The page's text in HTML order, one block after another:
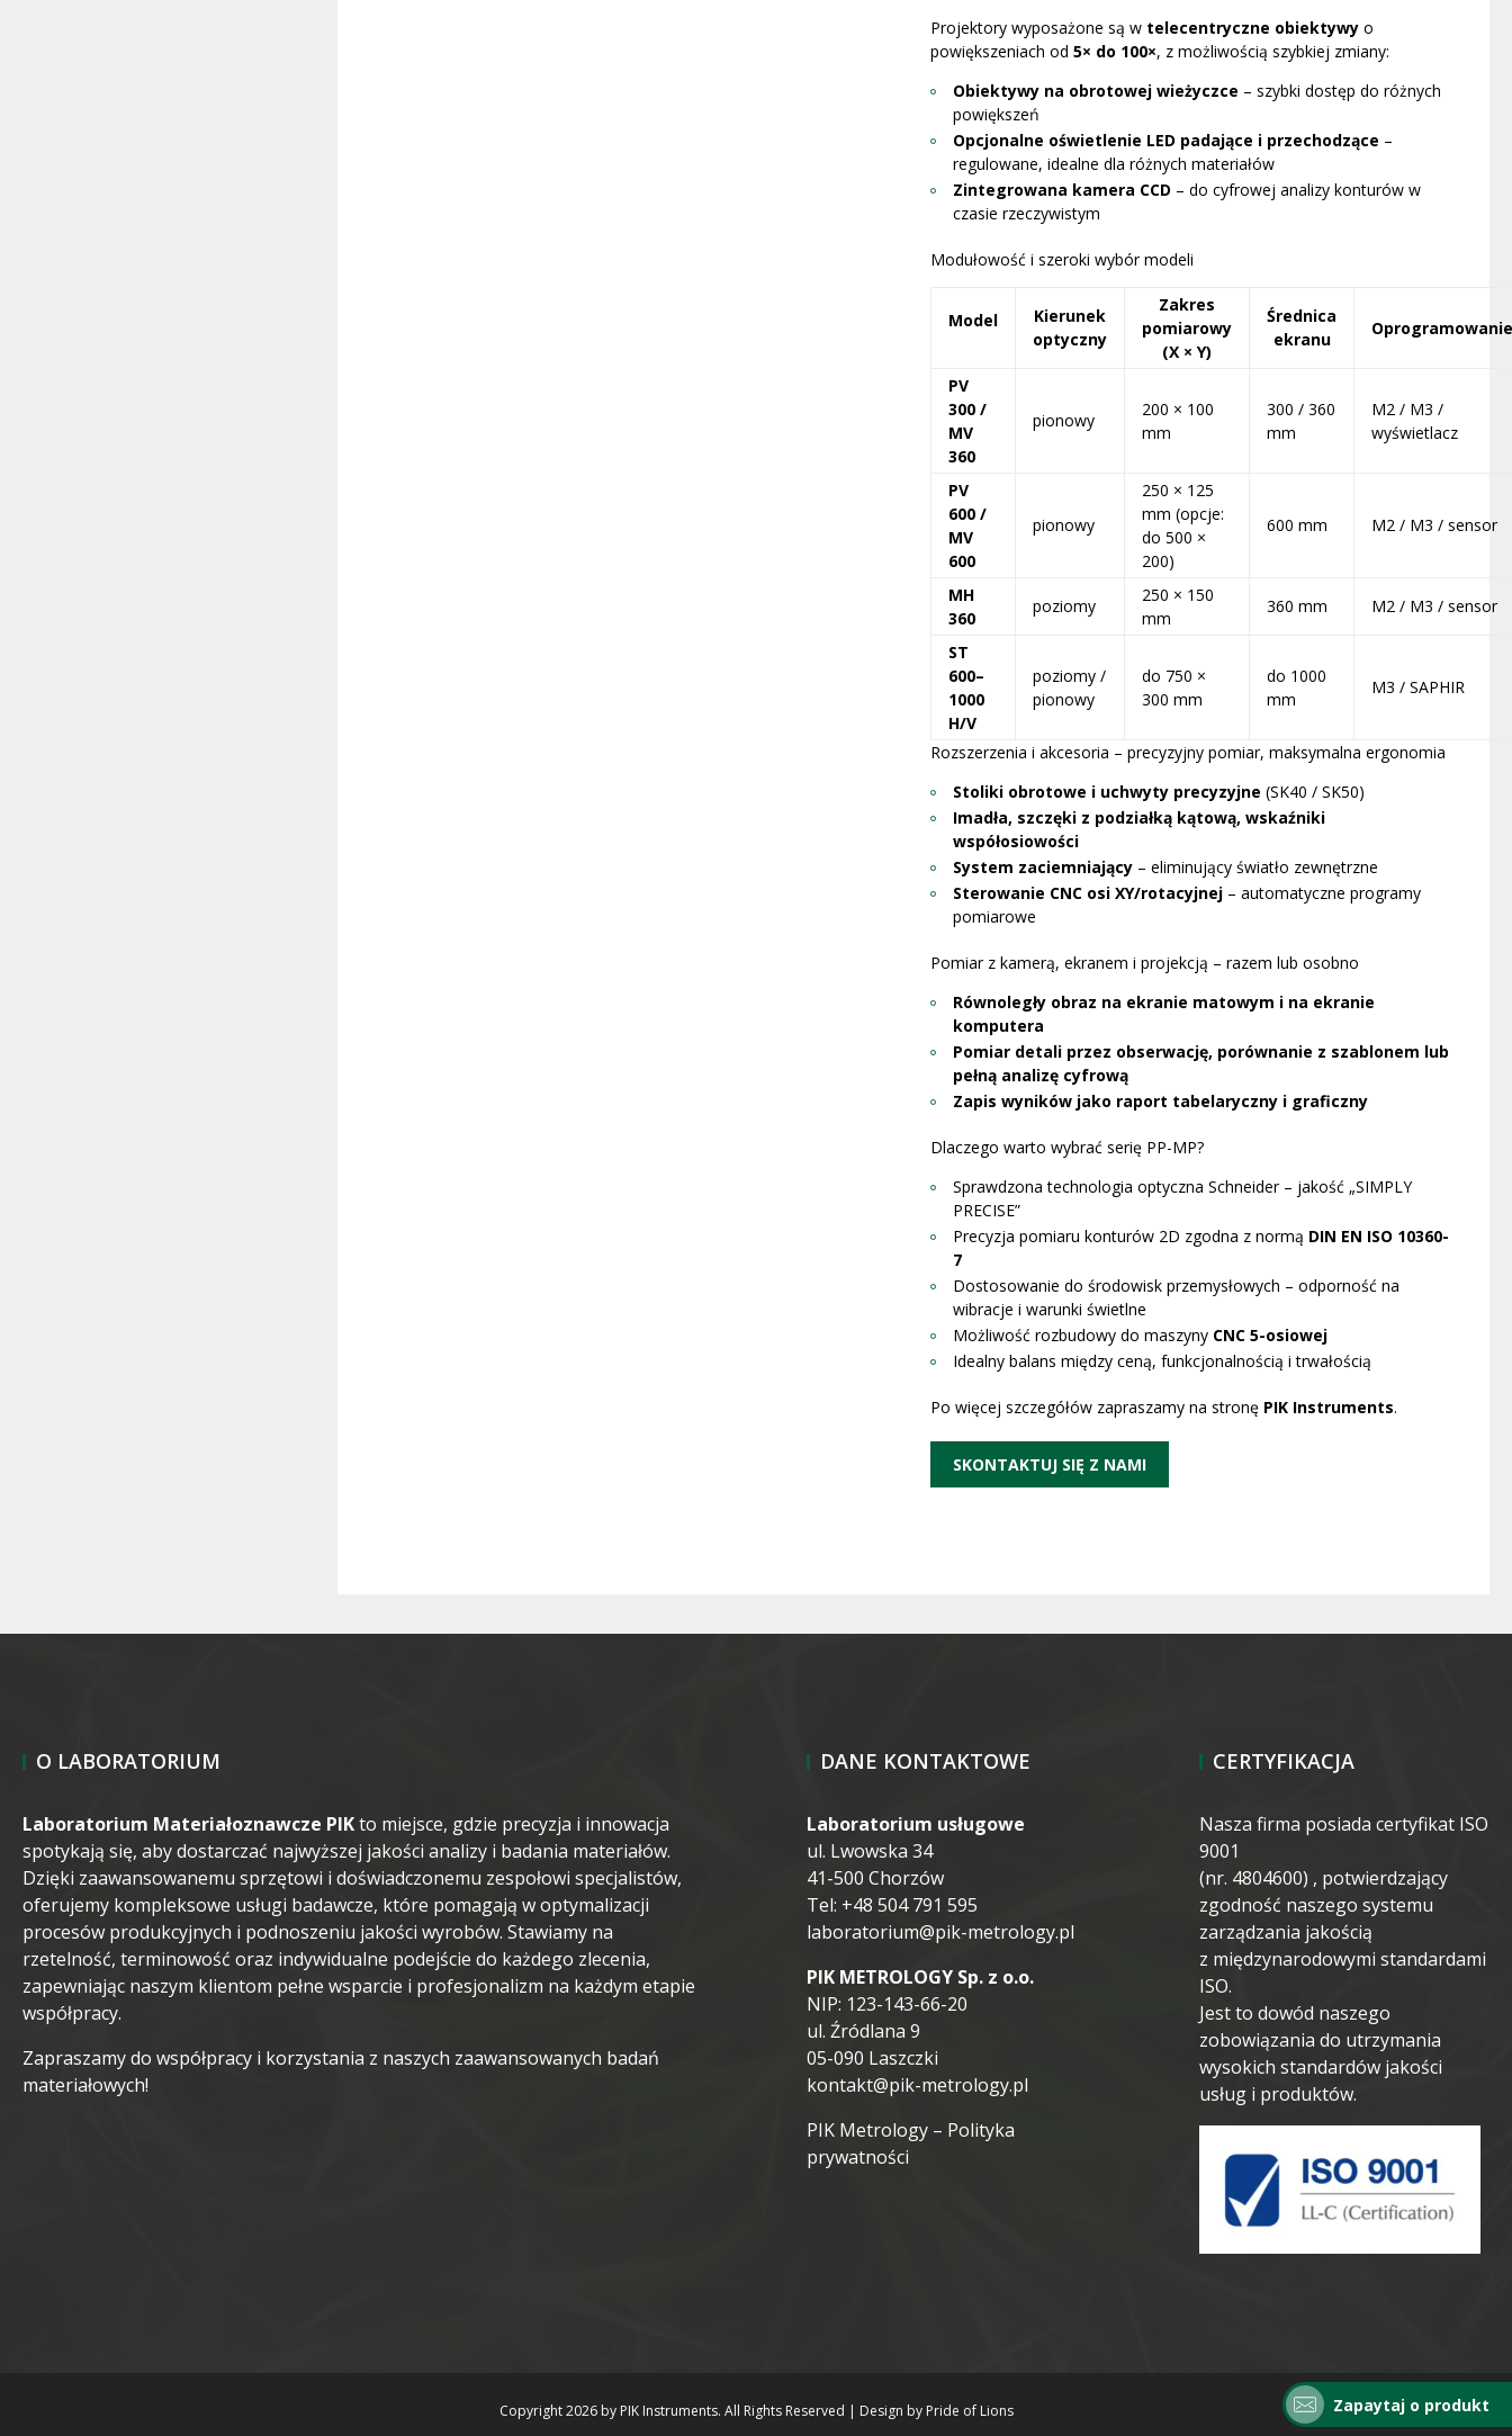
Projektory wyposażone są w telecentryczne obiektywy o
powiększeniach od 5× do 100×, z możliwością szybkiej zmiany:
Obiektywy na obrotowej wieżyczce – szybki dostęp do różnych
powiększeń
Opcjonalne oświetlenie LED padające i przechodzące –
regulowane, idealne dla różnych materiałów
Zintegrowana kamera CCD – do cyfrowej analizy konturów w
czasie rzeczywistym
Modułowość i szeroki wybór modeli
Model
Kierunek
optyczny
Zakres
pomiarowy
(X × Y)
Średnica
ekranu
Oprogramowanie
PV
300 /
MV
360
pionowy
200 × 100
mm
300 / 360
mm
M2 / M3 /
wyświetlacz
PV
600 /
MV
600
pionowy
250 × 125
mm (opcje:
do 500 ×
200)
600 mm M2 / M3 / sensor
MH
360
poziomy
250 × 150
mm
360 mm M2 / M3 / sensor
ST
600–
1000
H/V
poziomy /
pionowy
do 750 ×
300 mm
do 1000
mm
M3 / SAPHIR
Rozszerzenia i akcesoria – precyzyjny pomiar, maksymalna ergonomia
Stoliki obrotowe i uchwyty precyzyjne (SK40 / SK50)
Imadła, szczęki z podziałką kątową, wskaźniki
współosiowości
System zaciemniający – eliminujący światło zewnętrzne
Sterowanie CNC osi XY/rotacyjnej – automatyczne programy
pomiarowe
Pomiar z kamerą, ekranem i projekcją – razem lub osobno
Równoległy obraz na ekranie matowym i na ekranie
komputera
Pomiar detali przez obserwację, porównanie z szablonem lub
pełną analizę cyfrową
Zapis wyników jako raport tabelaryczny i graficzny
Dlaczego warto wybrać serię PP-MP?
Sprawdzona technologia optyczna Schneider – jakość „SIMPLY
PRECISE”
Precyzja pomiaru konturów 2D zgodna z normą DIN EN ISO 10360-
7
Dostosowanie do środowisk przemysłowych – odporność na
wibracje i warunki świetlne
Możliwość rozbudowy do maszyny CNC 5-osiowej
Idealny balans między ceną, funkcjonalnością i trwałością
Po więcej szczegółów zapraszamy na stronę PIK Instruments.
SKONTAKTUJ SIĘ Z NAMI
O LABORATORIUM
Laboratorium Materiałoznawcze PIKto miejsce, gdzie precyzja i innowacja
spotykają się, aby dostarczać najwyższej jakości analizy i badania materiałów.
Dzięki zaawansowanemu sprzętowi i doświadczonemu zespołowi specjalistów,
oferujemy kompleksowe usługi badawcze, które pomagają w optymalizacji
procesów produkcyjnych i podnoszeniu jakości wyrobów. Stawiamy na
rzetelność, terminowość oraz indywidualne podejście do każdego zlecenia,
zapewniając naszym klientom pełne wsparcie i profesjonalizm na każdym etapie
współpracy.
Zapraszamy do współpracy i korzystania z naszych zaawansowanych badań
materiałowych!
DANE KONTAKTOWE
Laboratorium usługowe
ul. Lwowska 34
41-500 Chorzów
Tel: +48 504 791 595
laboratorium@pik-metrology.pl
PIK METROLOGY Sp. z o.o.
NIP: 123-143-66-20
ul. Źródlana 9
05-090 Laszczki
kontakt@pik-metrology.pl
PIK Metrology – Polityka
prywatności
CERTYFIKACJA
Nasza firma posiada certyfikat ISO
9001
(nr. 4804600) , potwierdzający
zgodność naszego systemu
zarządzania jakością
z międzynarodowymi standardami
ISO.
Jest to dowód naszego
zobowiązania do utrzymania
wysokich standardów jakości
usług i produktów.
Copyright 2026 by PIK Instruments. All Rights Reserved | Design by Pride of Lions Zapaytaj o produkt